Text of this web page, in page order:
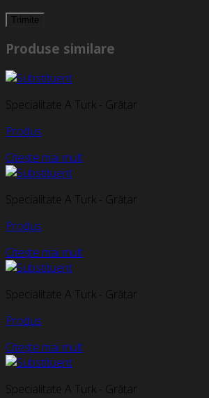
Produse similare
Specialitate A Turk - Grătar
Produs
Citește mai mult
Specialitate A Turk - Grătar
Produs
Citește mai mult
Specialitate A Turk - Grătar
Produs
Citește mai mult
Specialitate A Turk - Grătar